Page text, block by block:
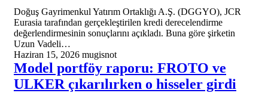
Doğuş Gayrimenkul Yatırım Ortaklığı A.Ş. (DGGYO), JCR
Eurasia tarafından gerçekleştirilen kredi derecelendirme
değerlendirmesinin sonuçlarını açıkladı. Buna göre şirketin
Uzun Vadeli…
Haziran 15, 2026 mugisnot
Model portföy raporu: FROTO ve
ULKER çıkarılırken o hisseler girdi